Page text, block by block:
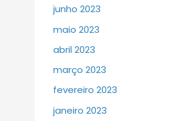
junho 2023
maio 2023
abril 2023
março 2023
fevereiro 2023
janeiro 2023